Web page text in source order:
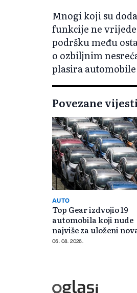
Mnogi koji su
funkcije ne
podršku među
o ozbiljnim
plasira
Povezane
AUTO
Top Gear izdvojio 19
automobila koji nude
najviše za uloženi
06. 08. 2026.